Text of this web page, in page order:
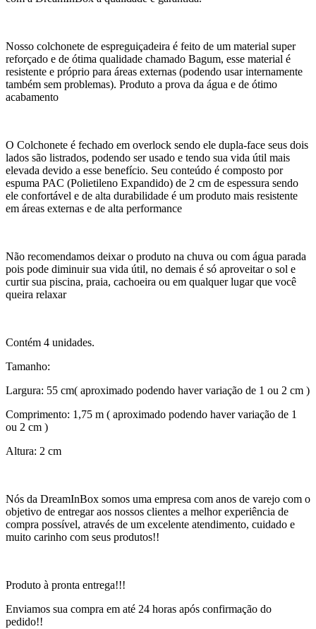
Nosso colchonete de espreguiçadeira é feito de um material super
reforçado e de ótima qualidade chamado Bagum, esse material é
resistente e próprio para áreas externas (podendo usar internamente
também sem problemas). Produto a prova da água e de ótimo
acabamento
O Colchonete é fechado em overlock sendo ele dupla-face seus dois
lados são listrados, podendo ser usado e tendo sua vida útil mais
elevada devido a esse benefício. Seu conteúdo é composto por
espuma PAC (Polietileno Expandido) de 2 cm de espessura sendo
ele confortável e de alta durabilidade é um produto mais resistente
em áreas externas e de alta performance
Não recomendamos deixar o produto na chuva ou com água parada
pois pode diminuir sua vida útil, no demais é só aproveitar o sol e
curtir sua piscina, praia, cachoeira ou em qualquer lugar que você
queira relaxar
Contém 4 unidades.
Tamanho:
Largura: 55 cm( aproximado podendo haver variação de 1 ou 2 cm )
Comprimento: 1,75 m ( aproximado podendo haver variação de 1
ou 2 cm )
Altura: 2 cm
Nós da DreamInBox somos uma empresa com anos de varejo com o
objetivo de entregar aos nossos clientes a melhor experiência de
compra possível, através de um excelente atendimento, cuidado e
muito carinho com seus produtos!!
Produto à pronta entrega!!!
Enviamos sua compra em até 24 horas após confirmação do
pedido!!